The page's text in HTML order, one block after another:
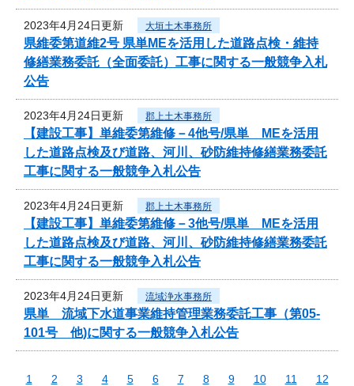
2023年4月24日更新 大垣土木事務所
県維委第道維2号 県単MEを活用した道路点検・維持
修繕業務委託（全面委託）工事に関する一般競争入札
公告
2023年4月24日更新 郡上土木事務所
【建設工事】単維委第維修－4他号/県単 MEを活用
した道路点検及び道路、河川、砂防維持修繕業務委託
工事に関する一般競争入札公告
2023年4月24日更新 郡上土木事務所
【建設工事】単維委第維修－3他号/県単 MEを活用
した道路点検及び道路、河川、砂防維持修繕業務委託
工事に関する一般競争入札公告
2023年4月24日更新 流域浄水事務所
県単 流域下水道事業維持管理業務委託工事（第05-
101号 他)に関する一般競争入札公告
1 2 3 4 5 6 7 8 9 10 11
12